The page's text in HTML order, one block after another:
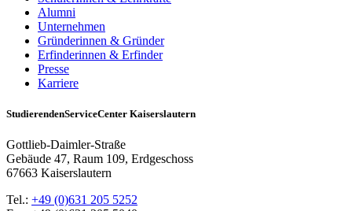
Alumni
Unternehmen
Gründerinnen & Gründer
Erfinderinnen & Erfinder
Presse
Karriere
StudierendenServiceCenter Kaiserslautern
Gottlieb-Daimler-Straße
Gebäude 47, Raum 109, Erdgeschoss
67663 Kaiserslautern
Tel.: +49 (0)631 205 5252